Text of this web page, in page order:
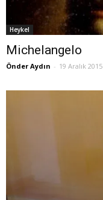
Heykel
Michelangelo
Önder Aydın - 19 Aralık 2015